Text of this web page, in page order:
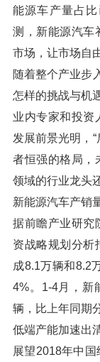
能源车产量占
测，新能源汽车
市场，让市场自
随着整个产业步
怎样的挑战与机
业内专家和投资
发展前景光明，
者恒强的格局，
领域的行业龙头
新能源汽车产销
据前瞻产业研究
资战略规划分析
成8.1万辆和8.2
4%。1-4月，新
辆，比上年同期
低端产能加速出
展望2018年中国